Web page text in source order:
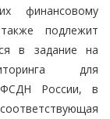
финансовому
подлежит
в задание на
для
ФСДН России, в